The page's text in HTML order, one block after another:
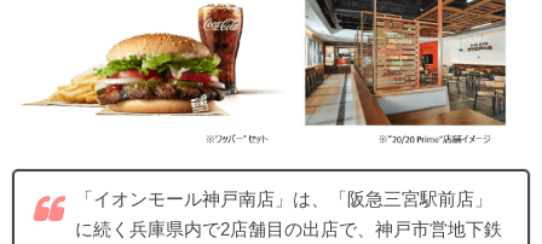
「イオンモール神戸南店」は、「阪急三宮駅前店」
に続く兵庫県内で2店舗目の出店で、神戸市営地下鉄